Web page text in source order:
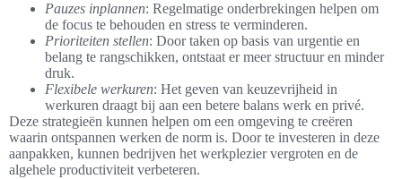
Pauzes inplannen: Regelmatige onderbrekingen helpen om
de focus te behouden en stress te verminderen.
Prioriteiten stellen: Door taken op basis van urgentie en
belang te rangschikken, ontstaat er meer structuur en minder
druk.
Flexibele werkuren: Het geven van keuzevrijheid in
werkuren draagt bij aan een betere balans werk en privé.
Deze strategieën kunnen helpen om een omgeving te creëren
waarin ontspannen werken de norm is. Door te investeren in deze
aanpakken, kunnen bedrijven het werkplezier vergroten en de
algehele productiviteit verbeteren.